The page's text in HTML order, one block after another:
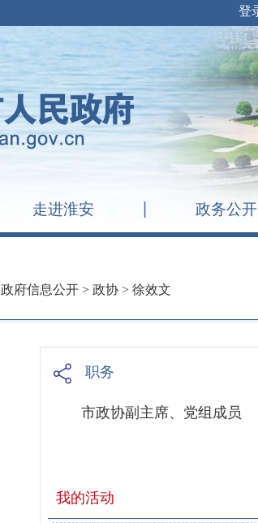
走进淮安 政务公开
政府信息公开 > 政协 > 徐效文
职务
市政协副主席、党组成员
我的活动